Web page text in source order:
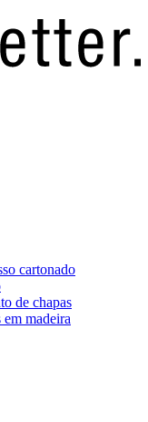
cartonado
de chapas
madeira